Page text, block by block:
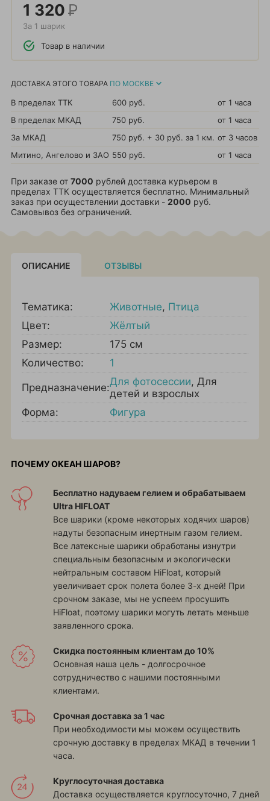
1 320Р
За 1 шарик
Товар в наличии
ДОСТАВКА ЭТОГО ТОВАРА ПО МОСКВЕ
В пределах ТТК 600 руб.
от 1 часа
В пределах МКАД
750 руб.
от 1 часа
За МКАД
750 руб. + 30 руб. за 1 км. от 3 часов
Митино, Ангелово и ЗАО 550 руб. от 1 часа
При заказе от 7000 рублей доставка курьером в
пределах ТТК осуществляется бесплатно. Минимальный
заказ при осуществлении доставки - 2000 руб.
Самовывоз без ограничений.
ОПИСАНИЕ ОТЗЫВЫ
Тематика: Животные, Птица
Цвет:
Жёлтый
Размер:
175 см
Количество:
1
Предназначение:Для фотосессии, Для
детей и взрослых
Форма:
Фигура
ПОЧЕМУ ОКЕАН ШАРОВ?
Бесплатно надуваем гелием и обрабатываем
Ultra HIFLOAT
Все шарики (кроме некоторых ходячих шаров)
надуты безопасным инертным газом гелием.
Все латексные шарики обработаны изнутри
специальным безопасным и экологически
нейтральным составом HiFloat, который
увеличивает срок полета более 3-х дней! При
срочном заказе, мы не успеем просушить
HiFloat, поэтому шарики могуть летать меньше
заявленного срока.
Скидка постоянным клиентам до 10%
Основная наша цель - долгосрочное
сотрудничество с нашими постоянными
клиентами.
Срочная доставка за 1 час
При необходимости мы можем осуществить
срочную доставку в пределах МКАД в течении 1
часа.
Круглосуточная доставка
Доставка осуществляется круглосуточно, 7 дней